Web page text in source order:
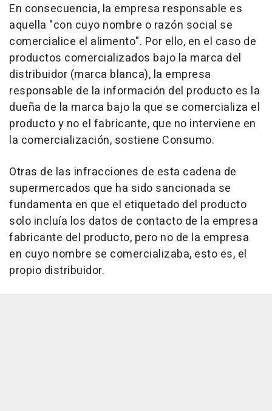
En consecuencia, la empresa responsable es
aquella "con cuyo nombre o razón social se
comercialice el alimento". Por ello, en el caso de
productos comercializados bajo la marca del
distribuidor (marca blanca), la empresa
responsable de la información del producto es la
dueña de la marca bajo la que se comercializa el
producto y no el fabricante, que no interviene en
la comercialización, sostiene Consumo.
Otras de las infracciones de esta cadena de
supermercados que ha sido sancionada se
fundamenta en que el etiquetado del producto
solo incluía los datos de contacto de la empresa
fabricante del producto, pero no de la empresa
en cuyo nombre se comercializaba, esto es, el
propio distribuidor.